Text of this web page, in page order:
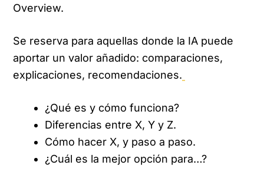
Overview.
Se reserva para aquellas donde la IA puede
aportar un valor añadido: comparaciones,
explicaciones, recomendaciones.
¿Qué es y cómo funciona?
Diferencias entre X, Y y Z.
Cómo hacer X, y paso a paso.
¿Cuál es la mejor opción para…?